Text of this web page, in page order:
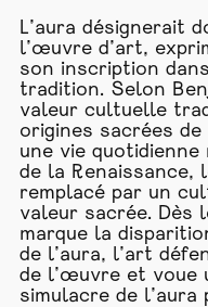
L’aura désignerait
l’œuvre d’art,
son inscription
tradition. Selon
valeur cultuelle
origines sacrées
une vie
de la Renaissance,
remplacé par un
valeur sacrée. Dès
marque la
de l’aura, l’art
de l’œuvre et voue
simulacre de l’aura